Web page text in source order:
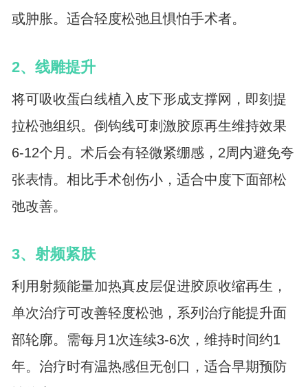
或肿胀。适合轻度松弛且惧怕手术者。
2、线雕提升
将可吸收蛋白线植入皮下形成支撑网，即刻提
拉松弛组织。倒钩线可刺激胶原再生维持效果
6-12个月。术后会有轻微紧绷感，2周内避免夸
张表情。相比手术创伤小，适合中度下面部松
弛改善。
3、射频紧肤
利用射频能量加热真皮层促进胶原收缩再生，
单次治疗可改善轻度松弛，系列治疗能提升面
部轮廓。需每月1次连续3-6次，维持时间约1
年。治疗时有温热感但无创口，适合早期预防